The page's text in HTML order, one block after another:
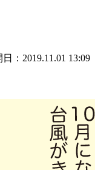
：2019.11.01 13:09